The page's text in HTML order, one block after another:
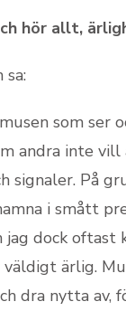
hör allt,
sa:
som ser
andra inte vill
signaler. På
i smått
jag dock oftast
ärlig.
dra nytta av,